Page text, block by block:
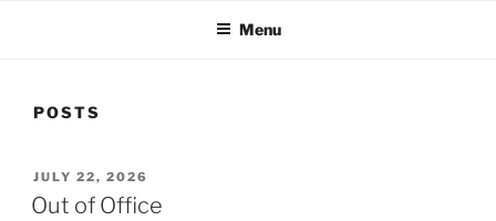
Menu
POSTS
POSTED
ON
JULY 22, 2026
Out of Office